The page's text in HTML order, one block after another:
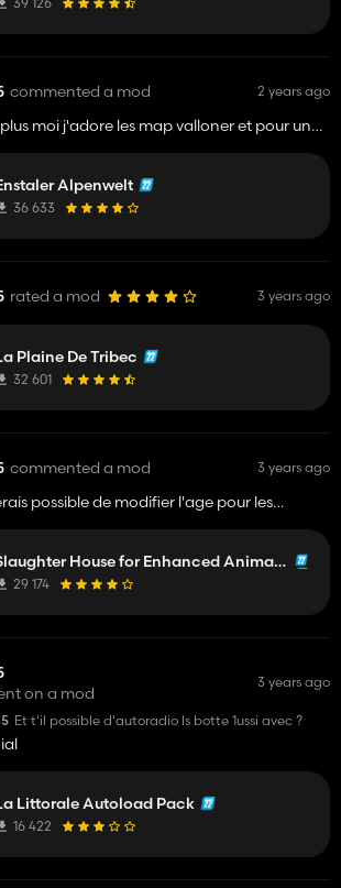
commented a mod 2 years ago
moi j'adore les map valloner et pour une
hate de voir les mise a jour si il y on a
Alpenwelt
36 633
rated a mod 3 years ago
Plaine De Tribec
32 601
commented a mod 3 years ago
possible de modifier l'age pour les
Slaughter House for Enhanced Animal System
29 174
on a mod
3 years ago
Et t'il possible d'autoradio ls botte 1ussi avec ?
Littorale Autoload Pack
16 422